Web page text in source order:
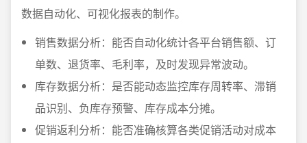
数据自动化、可视化报表的制作。
销售数据分析：能否自动化统计各平台销售额、订
单数、退货率、毛利率，及时发现异常波动。
库存数据分析：是否能动态监控库存周转率、滞销
品识别、负库存预警、库存成本分摊。
促销返利分析：能否准确核算各类促销活动对成本